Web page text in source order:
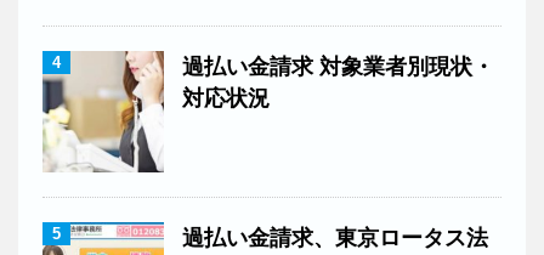
4
過払い金請求 対象業者別現状・
対応状況
5
過払い金請求、東京ロータス法